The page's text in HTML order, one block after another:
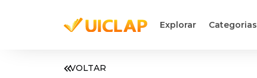
Explorar Categorias
VOLTAR